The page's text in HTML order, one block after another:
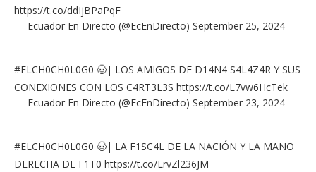
https://t.co/ddIjBPaPqF
— Ecuador En Directo (@EcEnDirecto) September 25, 2024
#ELCH0CH0L0G0 🤠| LOS AMIGOS DE D14N4 S4L4Z4R Y SUS
CONEXIONES CON LOS C4RT3L3S https://t.co/L7vw6HcTek
— Ecuador En Directo (@EcEnDirecto) September 23, 2024
#ELCH0CH0L0G0 🤠| LA F1SC4L DE LA NACIÓN Y LA MANO
DERECHA DE F1T0 https://t.co/LrvZl236JM